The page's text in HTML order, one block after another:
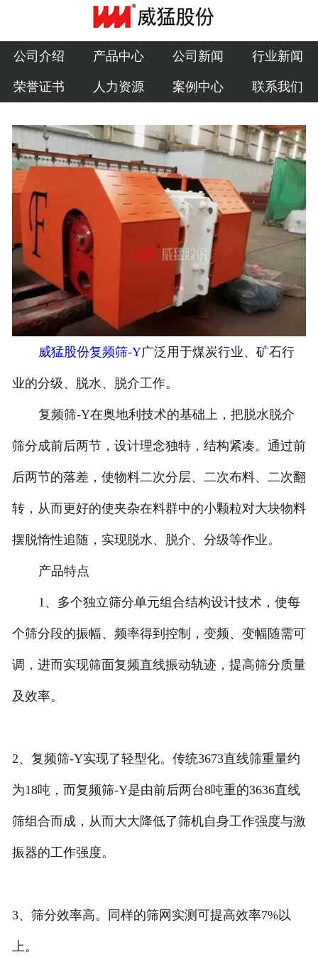
公司介绍
产品中心
公司新闻
行业新闻
荣誉证书
人力资源
案例中心
联系我们
公司介绍 产品中心 公司新闻 行业新闻
荣誉证书 人力资源 案例中心 联系我们
威猛股份复频筛-Y广泛用于煤炭行业、矿石行
业的分级、脱水、脱介工作。
复频筛-Y在奥地利技术的基础上，把脱水脱介
筛分成前后两节，设计理念独特，结构紧凑。通过前
后两节的落差，使物料二次分层、二次布料、二次翻
转，从而更好的使夹杂在料群中的小颗粒对大块物料
摆脱惰性追随，实现脱水、脱介、分级等作业。
产品特点
1、多个独立筛分单元组合结构设计技术，使每
个筛分段的振幅、频率得到控制，变频、变幅随需可
调，进而实现筛面复频直线振动轨迹，提高筛分质量
及效率。
2、复频筛-Y实现了轻型化。传统3673直线筛重量约
为18吨，而复频筛-Y是由前后两台8吨重的3636直线
筛组合而成，从而大大降低了筛机自身工作强度与激
振器的工作强度。
3、筛分效率高。同样的筛网实测可提高效率7%以
上。